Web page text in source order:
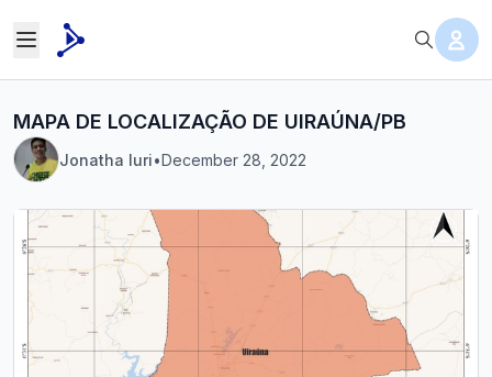
MAPA DE LOCALIZAÇÃO DE UIRAÚNA/PB
Jonatha Iuri•December 28, 2022